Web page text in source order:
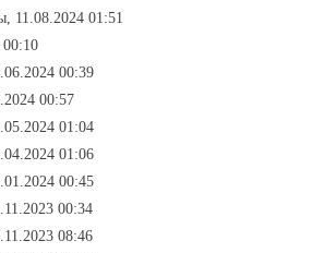
11.08.2024 01:51
00:39
00:57
01:04
01:06
00:45
00:34
08:46